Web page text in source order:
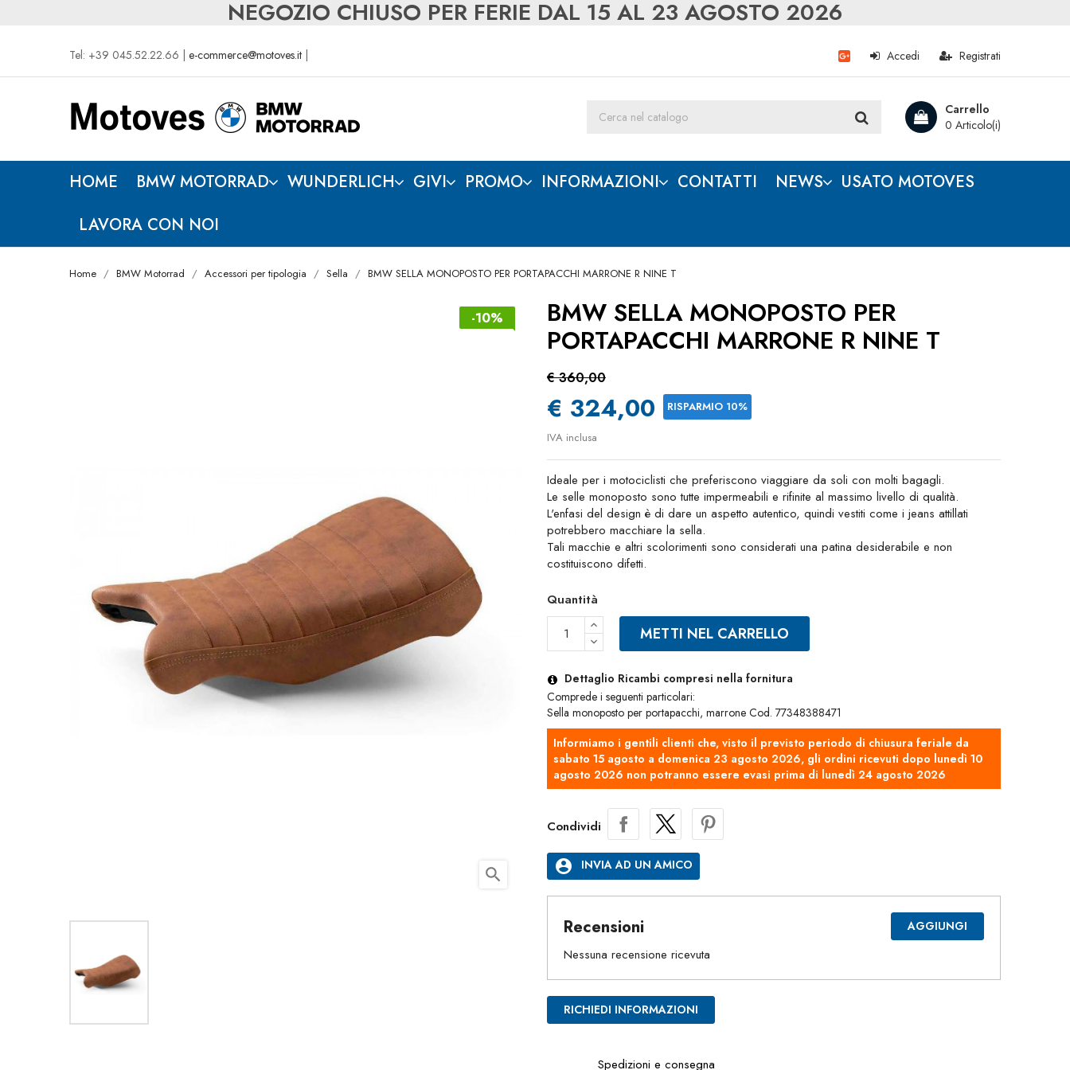
NEGOZIO CHIUSO PER FERIE DAL 15 AL 23 AGOSTO 2026
Tel: +39 045.52.22.66 | e-commerce@motoves.it Registrati
Accedi
Carrello
0 Articolo(i)
HOME BMW MOTORRAD WUNDERLICH GIVI PROMO INFORMAZIONI CONTATTI NEWS
USATO MOTOVES
LAVORA CON NOI
Home BMW Motorrad Accessori per tipologia Sella BMW SELLA MONOPOSTO PER PORTAPACCHI MARRONE R NINE T
-10%
search
BMW SELLA MONOPOSTO PER
PORTAPACCHI MARRONE R NINE T
€ 360,00
€ 324,00 RISPARMIO 10%
IVA inclusa
Ideale per i motociclisti che preferiscono viaggiare da soli con molti bagagli.
Le selle monoposto sono tutte impermeabili e rifinite al massimo livello di qualità.
L'enfasi del design è di dare un aspetto autentico, quindi vestiti come i jeans attillati
potrebbero macchiare la sella.
Tali macchie e altri scolorimenti sono considerati una patina desiderabile e non
costituiscono difetti.
Quantità
METTI NEL CARRELLO
Dettaglio Ricambi compresi nella fornitura
Comprede i seguenti particolari:
Sella monoposto per portapacchi, marrone Cod. 77348388471
Informiamo i gentili clienti che, visto il previsto periodo di chiusura feriale da
sabato 15 agosto a domenica 23 agosto 2026, gli ordini ricevuti dopo lunedì 10
agosto 2026 non potranno essere evasi prima di lunedì 24 agosto 2026
Condividi
account_circle INVIA AD UN AMICO
Recensioni AGGIUNGI
Nessuna recensione ricevuta
RICHIEDI INFORMAZIONI
Spedizioni e consegna